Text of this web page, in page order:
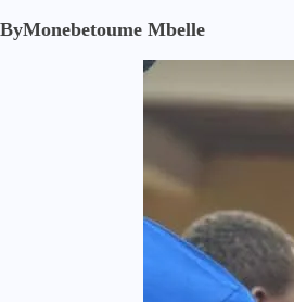
ByMonebetoume Mbelle